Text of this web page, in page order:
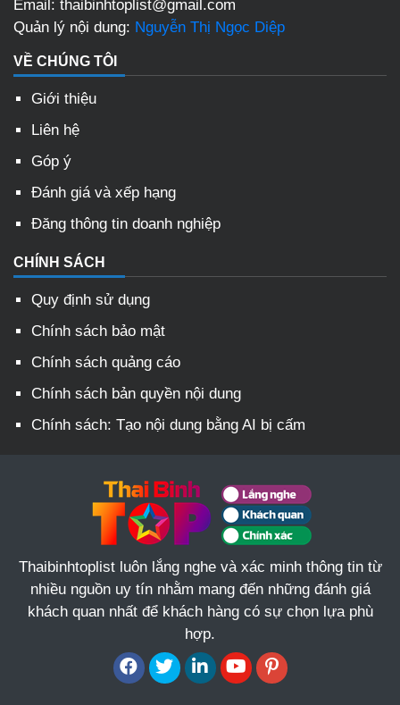
Email: thaibinhtoplist@gmail.com
Quản lý nội dung: Nguyễn Thị Ngọc Diệp
VỀ CHÚNG TÔI
Giới thiệu
Liên hệ
Góp ý
Đánh giá và xếp hạng
Đăng thông tin doanh nghiệp
CHÍNH SÁCH
Quy định sử dụng
Chính sách bảo mật
Chính sách quảng cáo
Chính sách bản quyền nội dung
Chính sách: Tạo nội dung bằng AI bị cấm
Thaibinhtoplist luôn lắng nghe và xác minh thông tin từ
nhiều nguồn uy tín nhằm mang đến những đánh giá
khách quan nhất để khách hàng có sự chọn lựa phù
hợp.